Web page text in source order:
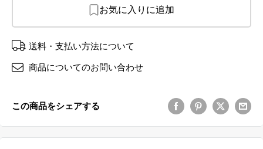
お気に入りに追加
送料・支払い方法について
商品についてのお問い合わせ
この商品をシェアする